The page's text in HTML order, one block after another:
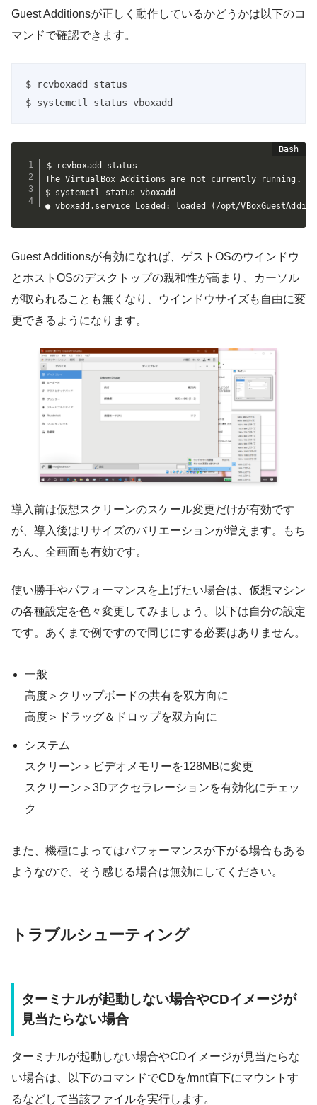
Guest Additionsが正しく動作しているかどうかは以下のコ
マンドで確認できます。
$ rcvboxadd status
$ systemctl status vboxadd
$ rcvboxadd status
The VirtualBox Additions are not currently running.
$ systemctl status vboxadd
● vboxadd.service Loaded: loaded
( /opt/
Guest Additionsが有効になれば、ゲストOSのウインドウ
とホストOSのデスクトップの親和性が高まり、カーソル
が取られることも無くなり、ウインドウサイズも自由に変
更できるようになります。
導入前は仮想スクリーンのスケール変更だけが有効です
が、導入後はリサイズのバリエーションが増えます。もち
ろん、全画面も有効です。
使い勝手やパフォーマンスを上げたい場合は、仮想マシン
の各種設定を色々変更してみましょう。以下は自分の設定
です。あくまで例ですので同じにする必要はありません。
一般
高度＞クリップボードの共有を双方向に
高度＞ドラッグ＆ドロップを双方向に
システム
スクリーン＞ビデオメモリーを128MBに変更
スクリーン＞3Dアクセラレーションを有効化にチェッ
ク
また、機種によってはパフォーマンスが下がる場合もある
ようなので、そう感じる場合は無効にしてください。
トラブルシューティング
ターミナルが起動しない場合やCDイメージが
見当たらない場合
ターミナルが起動しない場合やCDイメージが見当たらな
い場合は、以下のコマンドでCDを/mnt直下にマウントす
るなどして当該ファイルを実行します。